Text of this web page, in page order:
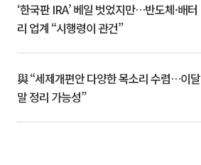
‘한국판 IRA’ 베일 벗었지만…반도체·배터
리 업계 “시행령이 관건”
與 “세제개편안 다양한 목소리 수렴…이달
말 정리 가능성”